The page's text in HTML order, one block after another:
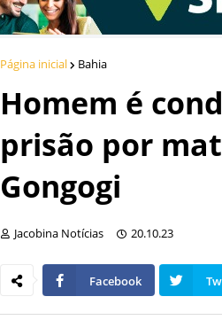
Página inicial Bahia
Homem é
prisão por
Gongogi
Jacobina Notícias 20.10.23
Facebook